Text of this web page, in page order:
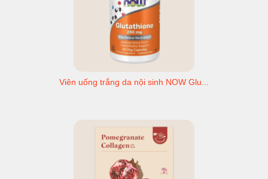
Viên uống trắng da nội sinh NOW Glu...